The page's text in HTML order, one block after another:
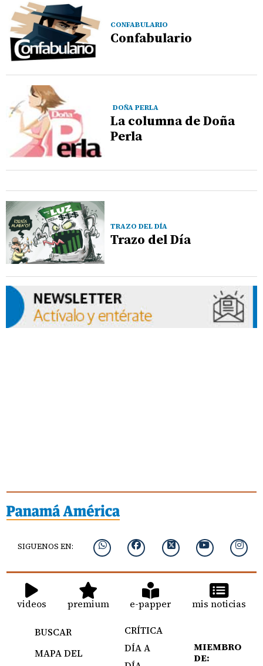
CONFABULARIO
Confabulario
DOÑA PERLA
La columna de Doña
Perla
TRAZO DEL DÍA
Trazo del Día
SIGUENOS EN:
videos premium e-papper mis noticias
BUSCAR
MAPA DEL
CRÍTICA
DÍA A
MIEMBRO
DE: